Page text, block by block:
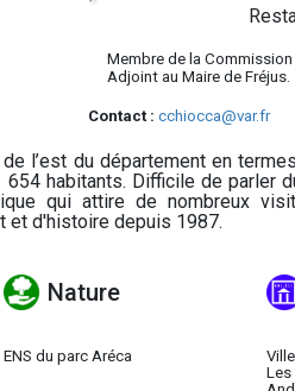
Membre de la
Adjoint au Maire de Fréjus.
Contact : cchiocca@var.fr
l’est du département en
habitants. Difficile de parler
qui attire de nombreux
et d'histoire depuis 1987.
Nature
ENS du parc Aréca
Les